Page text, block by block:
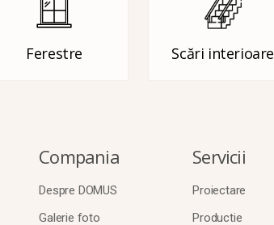
Ferestre Scări interioare
Compania
Despre DOMUS
Galerie foto
Servicii
Proiectare
Productie